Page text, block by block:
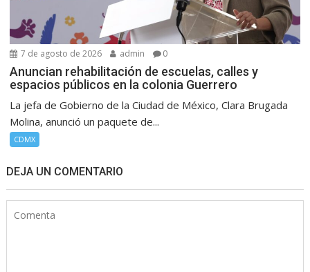
7 de agosto de 2026 admin 0
Anuncian rehabilitación de escuelas, calles y
espacios públicos en la colonia Guerrero
La jefa de Gobierno de la Ciudad de México, Clara Brugada
Molina, anunció un paquete de...
CDMX
DEJA UN COMENTARIO